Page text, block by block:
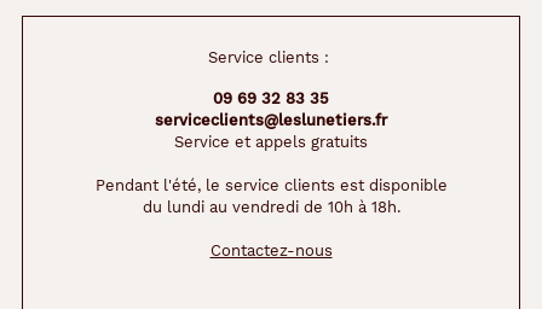
Service clients :
09 69 32 83 35
serviceclients@leslunetiers.fr
Service et appels gratuits
Pendant l'été, le service clients est disponible
du lundi au vendredi de 10h à 18h.
Contactez-nous